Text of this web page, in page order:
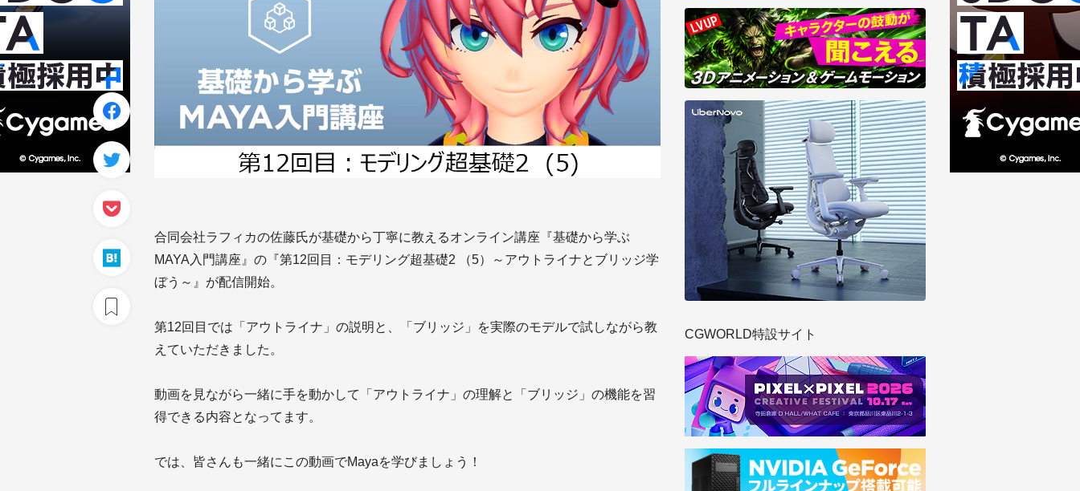
合同会社ラフィカの佐藤氏が基礎から丁寧に教えるオンライン講座『基礎から学ぶ
MAYA入門講座』の『第12回目：モデリング超基礎2 （5）～アウトライナとブリッジ学
ぼう～』が配信開始。
第12回目では「アウトライナ」の説明と、「ブリッジ」を実際のモデルで試しながら教
えていただきました。
動画を見ながら一緒に手を動かして「アウトライナ」の理解と「ブリッジ」の機能を習
得できる内容となってます。
では、皆さんも一緒にこの動画でMayaを学びましょう！
CGWORLD特設サイト